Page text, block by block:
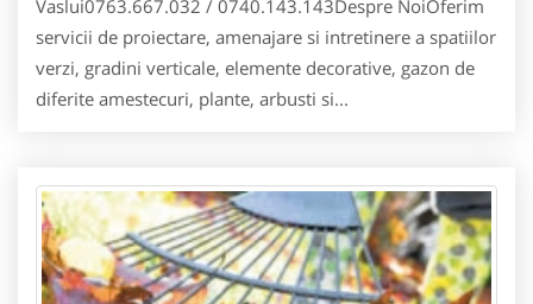
Vaslui0763.667.032 / 0740.143.143Despre NoiOferim
servicii de proiectare, amenajare si intretinere a spatiilor
verzi, gradini verticale, elemente decorative, gazon de
diferite amestecuri, plante, arbusti si...